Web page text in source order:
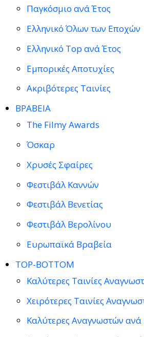
Παγκόσμιο ανά Έτος
Ελληνικό Όλων των Εποχών
Ελληνικό Top ανά Έτος
Εμπορικές Αποτυχίες
Ακριβότερες Ταινίες
ΒΡΑΒΕΙΑ
The Filmy Awards
Όσκαρ
Χρυσές Σφαίρες
Φεστιβάλ Καννών
Φεστιβάλ Βενετίας
Φεστιβάλ Βερολίνου
Ευρωπαϊκά Βραβεία
TOP-BOTTOM
Καλύτερες Ταινίες
Χειρότερες Ταινίες
Καλύτερες Αναγνωστών ανά